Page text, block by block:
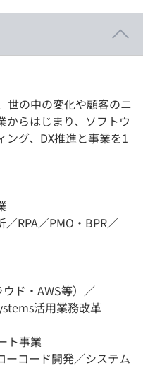
世の中の変化や顧客のニ
からはじまり、ソフトウ
ング、DX推進と事業を1
RPA／PMO・BPR／
ド・AWS等）／
活用業務改革
ト事業
ーコード開発／システム